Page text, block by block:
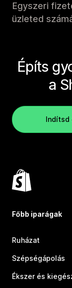
Egyszeri
üzleted
Építs
a
Indítsd
Főbb iparágak
Ruházat
Szépségápolás
Ékszer és